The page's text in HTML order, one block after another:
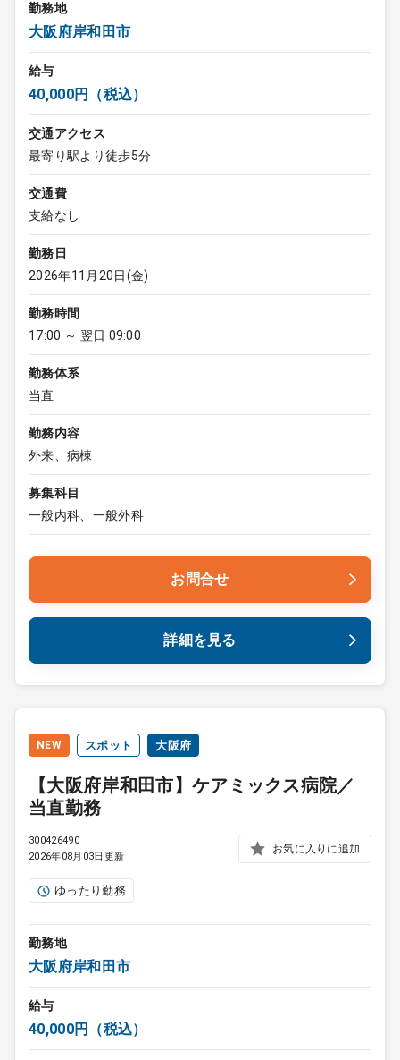
勤務地
大阪府岸和田市
給与
40,000円（税込）
交通アクセス
最寄り駅より徒歩5分
交通費
支給なし
勤務日
2026年11月20日(金)
勤務時間
17:00 ～ 翌日 09:00
勤務体系
当直
勤務内容
外来、病棟
募集科目
一般内科、一般外科
お問合せ
詳細を見る
NEW スポット 大阪府
【大阪府岸和田市】ケアミックス病院／
当直勤務
300426490
2026年08月03日更新
お気に入りに追加
ゆったり勤務
勤務地
大阪府岸和田市
給与
40,000円（税込）